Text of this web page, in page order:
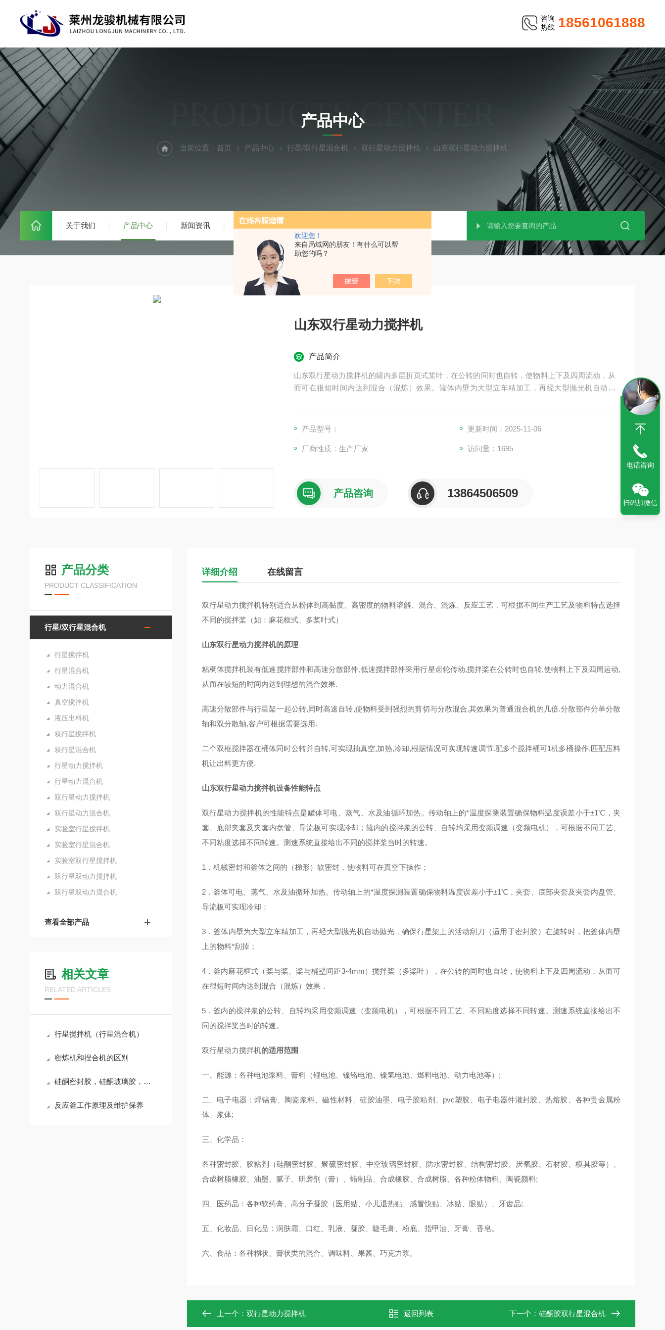
欢迎您！
来自局域网的朋友！有什么可以帮
助您的吗？
咨询
热线 18561061888
关于我们 产品中心 新闻资讯 技术文章
PRODUCTS CENTER
产品中心
当前位置： 首页 产品中心 行星/双行星混合机 双行星动力搅拌机 山东双行星动力搅拌机
山东双行星动力搅拌机
产品简介
山东双行星动力搅拌机的罐内多层折页式桨叶，在公转的同时也自转，使物料上下及四周流动，从
而可在很短时间内达到混合（混炼）效果。罐体内壁为大型立车精加工，再经大型抛光机自动抛
桨（如：多桨叶式）。
产品型号： 更新时间：2025-11-06
厂商性质：生产厂家 访问量：1695
产品咨询 13864506509
产品分类
PRODUCT CLASSIFICATION
行星/双行星混合机
行星搅拌机
行星混合机
动力混合机
真空搅拌机
液压出料机
双行星搅拌机
双行星混合机
行星动力搅拌机
行星动力混合机
双行星动力搅拌机
双行星动力混合机
实验室行星搅拌机
实验室行星混合机
实验室双行星搅拌机
双行星双动力搅拌机
双行星双动力混合机
查看全部产品
相关文章
RELATED ARTICLES
行星搅拌机（行星混合机）
密炼机和捏合机的区别
硅酮密封胶，硅酮玻璃胶，硅酮耐候胶之间的区别及生产设备
反应釜工作原理及维护保养
详细介绍 在线留言
双行星动力搅拌机特别适合从粉体到高黏度、高密度的物料溶解、混合、混炼、反应工艺，可根据不同生产工艺及物料特点选择
不同的搅拌桨（如：麻花框式、多桨叶式）
山东双行星动力搅拌机的原理
粘稠体搅拌机装有低速搅拌部件和高速分散部件,低速搅拌部件采用行星齿轮传动,搅拌桨在公转时也自转,使物料上下及四周运动,
从而在较短的时间内达到理想的混合效果.
高速分散部件与行星架一起公转,同时高速自转,使物料受到强烈的剪切与分散混合,其效果为普通混合机的几倍.分散部件分单分散
轴和双分散轴,客户可根据需要选用.
二个双框搅拌器在桶体同时公转并自转,可实现抽真空,加热,冷却,根据情况可实现转速调节.配多个搅拌桶可1机多桶操作.匹配压料
机让出料更方便.
山东双行星动力搅拌机设备性能特点
双行星动力搅拌机的性能特点是罐体可电、蒸气、水及油循环加热。传动轴上的*温度探测装置确保物料温度误差小于±1℃ ，夹
套、底部夹套及夹套内盘管、导流板可实现冷却；罐内的搅拌浆的公转、自转均采用变频调速（变频电机），可根据不同工艺、
不同粘度选择不同转速。测速系统直接给出不同的搅拌桨当时的转速。
1．机械密封和釜体之间的（梯形）软密封，使物料可在真空下操作；
2．釜体可电、蒸气、水及油循环加热。传动轴上的*温度探测装置确保物料温度误差小于±1℃ ，夹套、底部夹套及夹套内盘管、
导流板可实现冷却；
3．釜体内壁为大型立车精加工，再经大型抛光机自动抛光，确保行星架上的活动刮刀（适用于密封胶）在旋转时，把釜体内壁
上的物料*刮掉；
4．釜内麻花框式（桨与桨、桨与桶壁间距3-4mm）搅拌桨（多桨叶），在公转的同时也自转，使物料上下及四周流动，从而可
在很短时间内达到混合（混炼）效果．
5．釜内的搅拌浆的公转、自转均采用变频调速（变频电机），可根据不同工艺、不同粘度选择不同转速。测速系统直接给出不
同的搅拌桨当时的转速。
双行星动力搅拌机的适用范围
一、能源：各种电池浆料、膏料（锂电池、镍铬电池、镍氢电池、燃料电池、动力电池等）;
二、电子电器：焊锡膏、陶瓷浆料、磁性材料、硅胶油墨、电子胶粘剂、pvc塑胶、电子电器件灌封胶、热熔胶、各种贵金属粉
体、浆体;
三、化学品：
各种密封胶、胶粘剂（硅酮密封胶、聚硫密封胶、中空玻璃密封胶、防水密封胶、结构密封胶、厌氧胶、石材胶、模具胶等）、
合成树脂橡胶、油墨、腻子、研磨剂（膏）、蜡制品、合成橡胶、合成树脂、各种粉体物料、陶瓷颜料;
四、医药品：各种软药膏、高分子凝胶（医用贴、小儿退热贴、感冒快贴、冰贴、眼贴）、牙齿品;
五、化妆品、日化品：润肤霜、口红、乳液、凝胶、睫毛膏、粉底、指甲油、牙膏、香皂。
六、食品：各种糊状、膏状类的混合、调味料、果酱、巧克力浆。
上一个： 双行星动力搅拌机 返回列表 下一个： 硅酮胶双行星混合机
电话咨询
扫码加微信